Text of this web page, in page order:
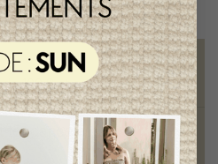
100 $ et plus
tendances